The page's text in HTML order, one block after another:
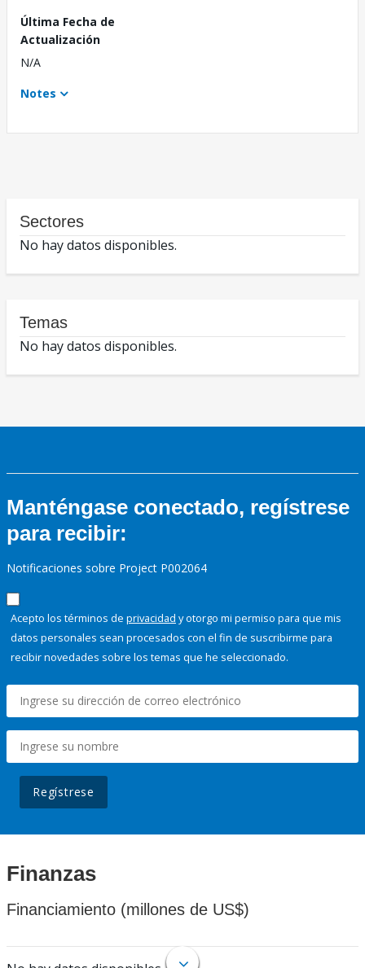
Última Fecha de
Actualización
N/A
Notes
Sectores
No hay datos disponibles.
Temas
No hay datos disponibles.
Manténgase conectado, regístrese
para recibir:
Notificaciones sobre Project P002064
Acepto los términos de privacidad y otorgo mi permiso para que mis
datos personales sean procesados con el fin de suscribirme para
recibir novedades sobre los temas que he seleccionado.
Regístrese
Finanzas
Financiamiento (millones de US$)